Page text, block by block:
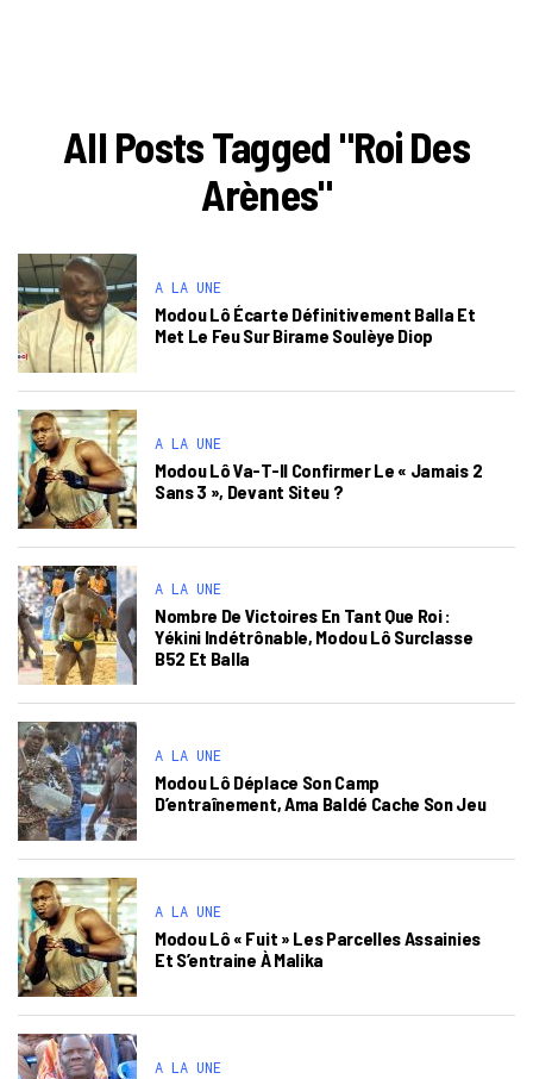
All Posts Tagged "Roi Des
Arènes"
A LA UNE
Modou Lô Écarte Définitivement Balla Et
Met Le Feu Sur Birame Soulèye Diop
A LA UNE
Modou Lô Va-T-Il Confirmer Le « Jamais 2
Sans 3 », Devant Siteu ?
A LA UNE
Nombre De Victoires En Tant Que Roi :
Yékini Indétrônable, Modou Lô Surclasse
B52 Et Balla
A LA UNE
Modou Lô Déplace Son Camp
D’entraînement, Ama Baldé Cache Son Jeu
A LA UNE
Modou Lô « Fuit » Les Parcelles Assainies
Et S’entraine À Malika
A LA UNE